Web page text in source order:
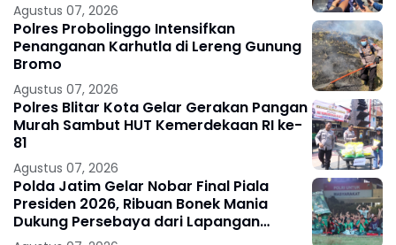
Agustus 07, 2026
Polres Probolinggo Intensifkan
Penanganan Karhutla di Lereng Gunung
Bromo
Agustus 07, 2026
Polres Blitar Kota Gelar Gerakan Pangan
Murah Sambut HUT Kemerdekaan RI ke-
81
Agustus 07, 2026
Polda Jatim Gelar Nobar Final Piala
Presiden 2026, Ribuan Bonek Mania
Dukung Persebaya dari Lapangan
Mapolda